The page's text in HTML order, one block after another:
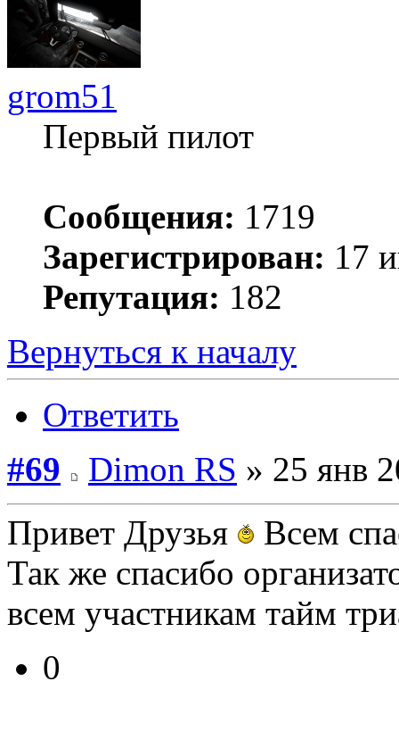
grom51
Первый пилот
Сообщения: 1719
Зарегистрирован: 17
Репутация: 182
Вернуться к началу
Ответить
#69
Dimon RS » 25 янв
Привет Друзья
Всем
Так же спасибо
всем участникам тайм
0